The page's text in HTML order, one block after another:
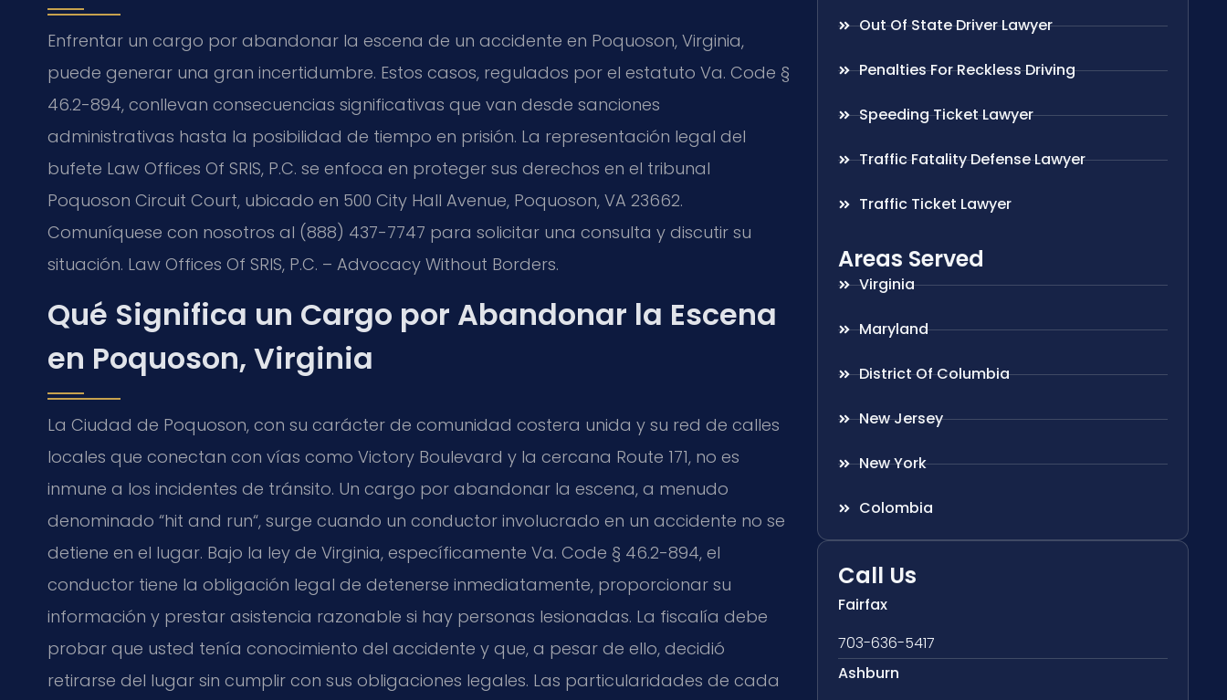
Enfrentar un cargo por abandonar la escena de un accidente en Poquoson, Virginia,
puede generar una gran incertidumbre. Estos casos, regulados por el estatuto Va. Code §
46.2-894, conllevan consecuencias significativas que van desde sanciones
administrativas hasta la posibilidad de tiempo en prisión. La representación legal del
bufete Law Offices Of SRIS, P.C. se enfoca en proteger sus derechos en el tribunal
Poquoson Circuit Court, ubicado en 500 City Hall Avenue, Poquoson, VA 23662.
Comuníquese con nosotros al (888) 437-7747 para solicitar una consulta y discutir su
situación. Law Offices Of SRIS, P.C. – Advocacy Without Borders.
Qué Significa un Cargo por Abandonar la Escena
en Poquoson, Virginia
La Ciudad de Poquoson, con su carácter de comunidad costera unida y su red de calles
locales que conectan con vías como Victory Boulevard y la cercana Route 171, no es
inmune a los incidentes de tránsito. Un cargo por abandonar la escena, a menudo
denominado “hit and run“, surge cuando un conductor involucrado en un accidente no se
detiene en el lugar. Bajo la ley de Virginia, específicamente Va. Code § 46.2-894, el
conductor tiene la obligación legal de detenerse inmediatamente, proporcionar su
información y prestar asistencia razonable si hay personas lesionadas. La fiscalía debe
probar que usted tenía conocimiento del accidente y que, a pesar de ello, decidió
retirarse del lugar sin cumplir con sus obligaciones legales. Las particularidades de cada
Out Of State Driver Lawyer
Penalties For Reckless Driving
Speeding Ticket Lawyer
Traffic Fatality Defense Lawyer
Traffic Ticket Lawyer
Areas Served
Virginia
Maryland
District Of Columbia
New Jersey
New York
Colombia
Call Us
Fairfax
703-636-5417
Ashburn